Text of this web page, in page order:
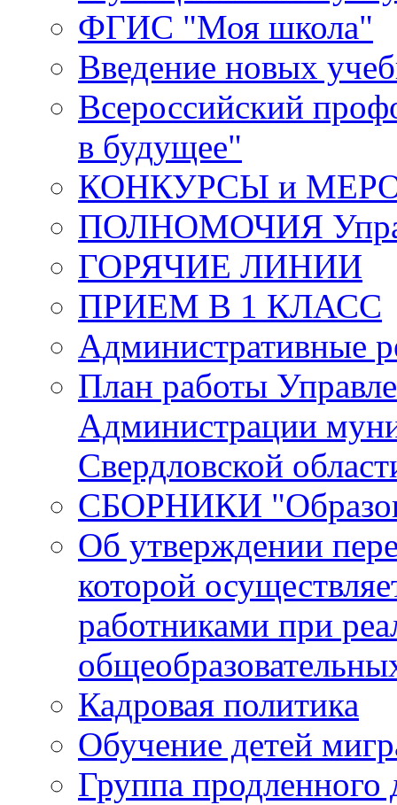
ФГИС "Моя школа"
Введение новых
Всероссийский
в будущее"
КОНКУРСЫ и
ПОЛНОМОЧИЯ
ГОРЯЧИЕ ЛИНИИ
ПРИЕМ В 1 КЛАСС
Административные
План работы
Администрации
Свердловской
СБОРНИКИ
Об утверждении
которой
работниками при
Кадровая политика
Обучение детей
Группа продленного